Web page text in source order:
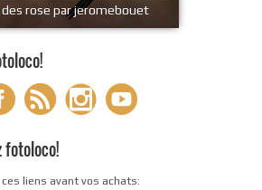
des rose par jeromebouet
fotoloco!
ces liens avant vos achats: